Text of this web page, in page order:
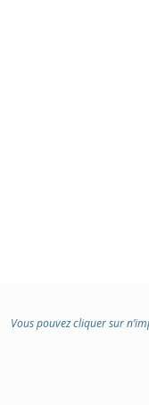
Vous pouvez cliquer sur